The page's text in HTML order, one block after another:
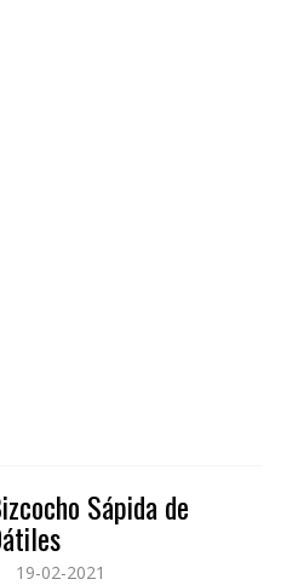
Sápida de
19-02-2021